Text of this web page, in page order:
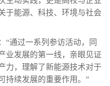
于能源、科技、环境与社会
“通过一系列参访活动，同
业发展的第一线，亲眼见证
力，理解了新能源技术对于
持续发展的重要作用。”